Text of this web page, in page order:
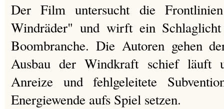
Der Film untersucht die
Windräder" und wirft ein
Boombranche. Die Autoren gehen
Ausbau der Windkraft schief läuft
Anreize und fehlgeleitete
Energiewende aufs Spiel setzen.